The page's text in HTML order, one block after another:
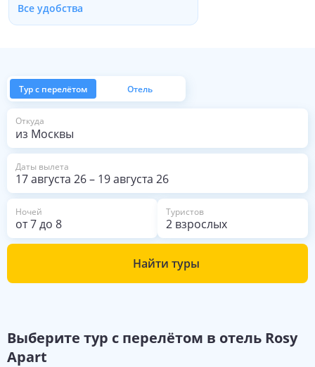
Все удобства
Тур с перелётом Отель
Откуда
из Москвы
Даты вылета
17 августа 26– 19 августа 26
Ночей
от7до 8
Туристов
2 взрослых
Найти туры
Выберите тур с перелётом в отель Rosy
Apart